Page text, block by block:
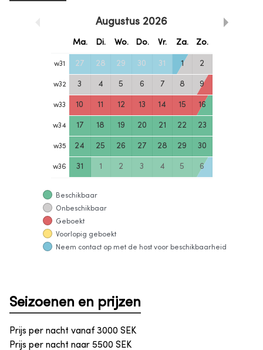
Augustus 2026
Ma. Di. Wo. Do. Vr. Za. Zo.
w31 27 28 29 30 31 1 2
w32 3 4 5 6 7 8 9
w33 10 11 12 13 14 15 16
w34 17 18 19 20 21 22 23
w35 24 25 26 27 28 29 30
w36 31 1 2 3 4 5 6
Beschikbaar
Onbeschikbaar
Geboekt
Voorlopig geboekt
Neem contact op met de host voor beschikbaarheid
Seizoenen en prijzen
Prijs per nacht vanaf 3000 SEK
Prijs per nacht naar 5500 SEK